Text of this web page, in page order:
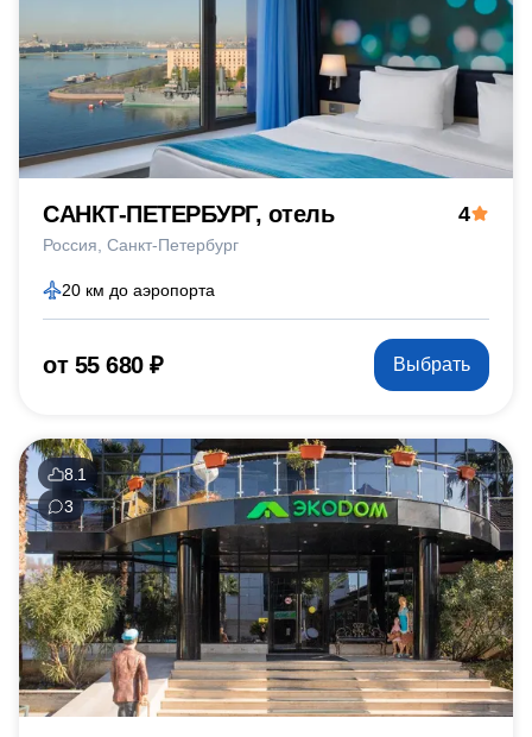
САНКТ-ПЕТЕРБУРГ, отель
Россия Санкт-Петербург
4
20 км до аэропорта
от 55 680 ₽ Выбрать
8.1
3